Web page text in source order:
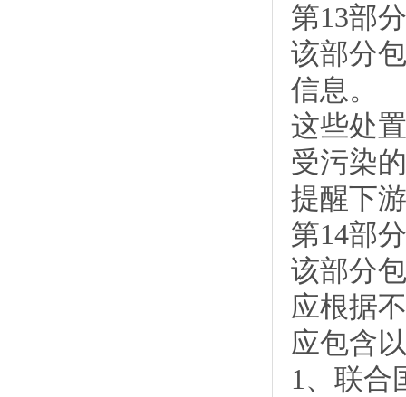
第13部
该部分
信息。
这些处
受污染
提醒下
第14部
该部分
应根据
应包含
1、联合